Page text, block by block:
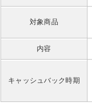
対象商品
内容
キャッシュバック時期